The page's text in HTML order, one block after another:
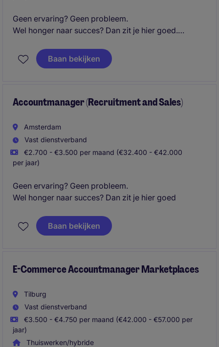
Geen ervaring? Geen probleem.
Wel honger naar succes? Dan zit je hier goed.
Baan bekijken
Accountmanager (Recruitment and Sales)
Amsterdam
Vast dienstverband
€2.700 - €3.500 per maand (€32.400 - €42.000
per jaar)
Geen ervaring? Geen probleem.
Wel honger naar succes? Dan zit je hier goed
Baan bekijken
E-Commerce Accountmanager Marketplaces
Tilburg
Vast dienstverband
€3.500 - €4.750 per maand (€42.000 - €57.000 per
jaar)
Thuiswerken/hybride